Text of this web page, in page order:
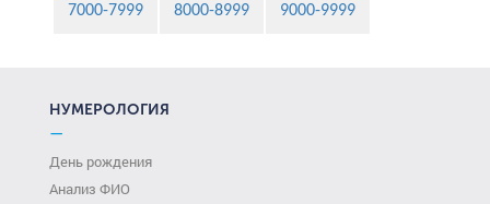
7000-7999 8000-8999 9000-9999
НУМЕРОЛОГИЯ
—
День рождения
Анализ ФИО